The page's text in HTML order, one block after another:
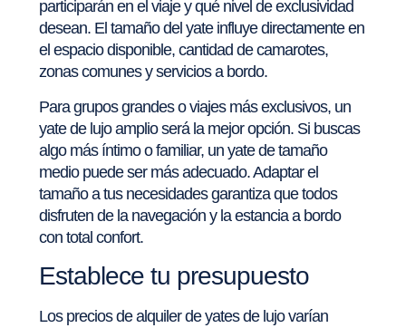
participarán en el viaje y qué nivel de exclusividad
desean. El tamaño del yate influye directamente en
el espacio disponible, cantidad de camarotes,
zonas comunes y servicios a bordo.
Para grupos grandes o viajes más exclusivos, un
yate de lujo amplio será la mejor opción. Si buscas
algo más íntimo o familiar, un yate de tamaño
medio puede ser más adecuado. Adaptar el
tamaño a tus necesidades garantiza que todos
disfruten de la navegación y la estancia a bordo
con total confort.
Establece tu presupuesto
Los precios de alquiler de yates de lujo varían